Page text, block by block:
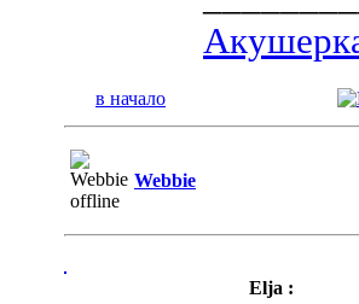
в начало
Webbie
Elja :